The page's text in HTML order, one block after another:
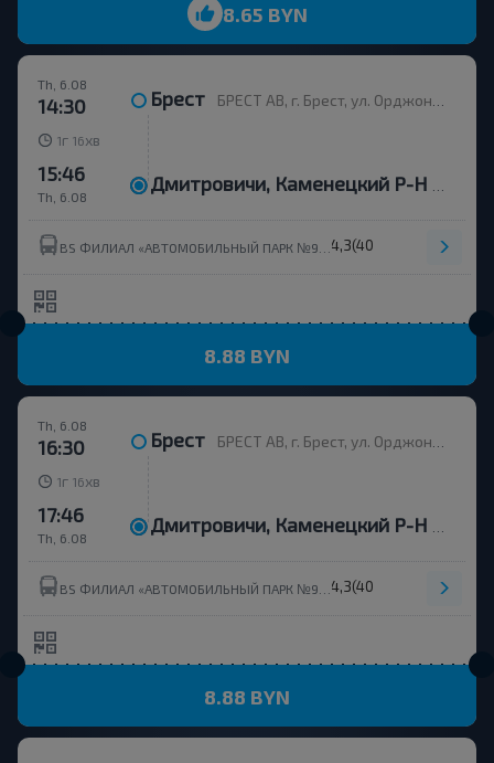
8.65 BYN
Th, 6.08
14:30 Брест БРЕСТ АВ, г. Брест, ул. Орджоникидзе, 12, Беларусь
1г 16 хв
Th, 6.08
15:46
4,3(408)
8.88 BYN
Th, 6.08
16:30 Брест БРЕСТ АВ, г. Брест, ул. Орджоникидзе, 12, Беларусь
1г 16 хв
Th, 6.08
17:46
4,3(408)
8.88 BYN